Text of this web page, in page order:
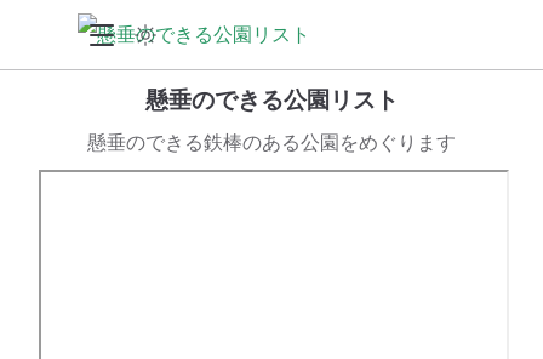
懸垂のできる公園リスト
懸垂のできる鉄棒のある公園をめぐります